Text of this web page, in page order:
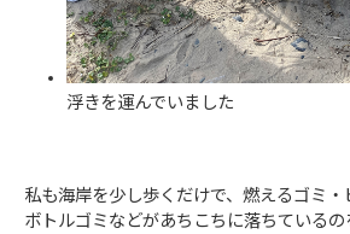
浮きを運んでいました
私も海岸を少し歩くだけで、燃えるゴミ
ボトルゴミなどがあちこちに落ちているの